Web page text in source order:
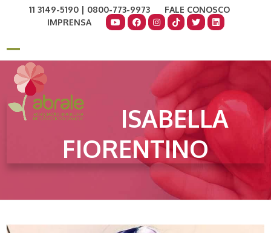
11 3149-5190 | 0800-773-9973
FALE CONOSCO
IMPRENSA
Open
mobile
menu
Close
mobile
menu
ISABELLA
FIORENTINO